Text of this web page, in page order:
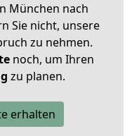
München nach
Sie nicht, unsere
zu nehmen.
noch, um Ihren
zu planen.
erhalten